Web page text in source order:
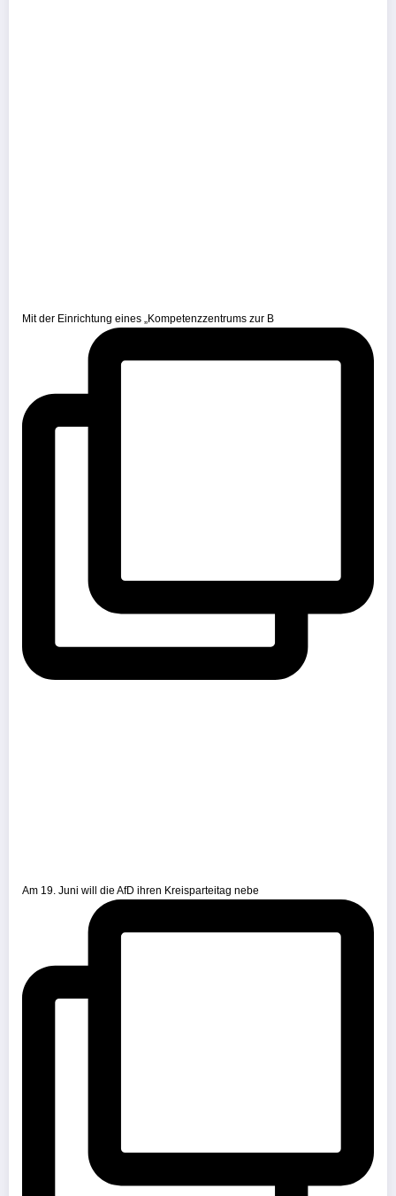
Mit der Einrichtung eines „Kompetenzzentrums zur B
Am 19. Juni will die AfD ihren Kreisparteitag nebe